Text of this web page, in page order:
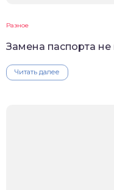
Разное
Замена паспорта не
Читать далее